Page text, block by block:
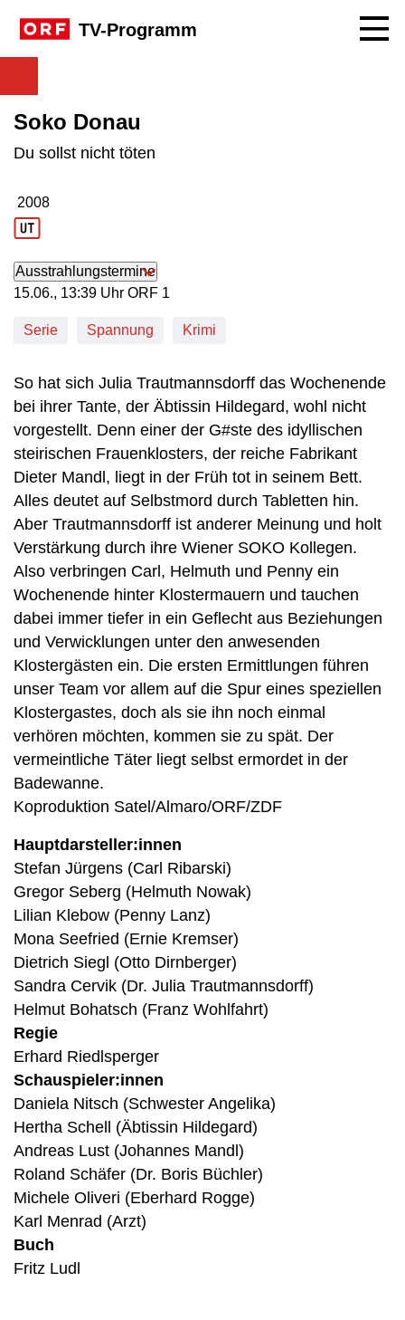
TV-Programm
Soko Donau
Du sollst nicht töten
Produktionsjahr: 2008
2008
Ausstrahlungstermine
15. Juni, 13:39 Uhr in ORF 1
15.06., 13:39 Uhr ORF 1
Serie Spannung Krimi
So hat sich Julia Trautmannsdorff das Wochenende
bei ihrer Tante, der Äbtissin Hildegard, wohl nicht
vorgestellt. Denn einer der G#ste des idyllischen
steirischen Frauenklosters, der reiche Fabrikant
Dieter Mandl, liegt in der Früh tot in seinem Bett.
Alles deutet auf Selbstmord durch Tabletten hin.
Aber Trautmannsdorff ist anderer Meinung und holt
Verstärkung durch ihre Wiener SOKO Kollegen.
Also verbringen Carl, Helmuth und Penny ein
Wochenende hinter Klostermauern und tauchen
dabei immer tiefer in ein Geflecht aus Beziehungen
und Verwicklungen unter den anwesenden
Klostergästen ein. Die ersten Ermittlungen führen
unser Team vor allem auf die Spur eines speziellen
Klostergastes, doch als sie ihn noch einmal
verhören möchten, kommen sie zu spät. Der
vermeintliche Täter liegt selbst ermordet in der
Badewanne.
Koproduktion Satel/Almaro/ORF/ZDF
Hauptdarsteller:innen
Stefan Jürgens (Carl Ribarski)
Gregor Seberg (Helmuth Nowak)
Lilian Klebow (Penny Lanz)
Mona Seefried (Ernie Kremser)
Dietrich Siegl (Otto Dirnberger)
Sandra Cervik (Dr. Julia Trautmannsdorff)
Helmut Bohatsch (Franz Wohlfahrt)
Regie
Erhard Riedlsperger
Schauspieler:innen
Daniela Nitsch (Schwester Angelika)
Hertha Schell (Äbtissin Hildegard)
Andreas Lust (Johannes Mandl)
Roland Schäfer (Dr. Boris Büchler)
Michele Oliveri (Eberhard Rogge)
Karl Menrad (Arzt)
Buch
Fritz Ludl